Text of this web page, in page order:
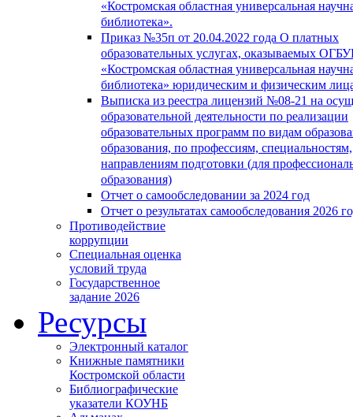
«Костромская областная универсальная
библиотека».
Приказ №35п от 20.04.2022 года О платных
образовательных услугах, оказываемых
«Костромская областная универсальная
библиотека» юридическим и физическим
Выписка из реестра лицензий №08-21 на
образовательной деятельности по реализации
образовательных программ по видам
образования, по профессиям, специальностям,
направлениям подготовки (для
образования)
Отчет о самообследовании за 2024 год
Отчет о результатах самообследования 2026
Противодействие
коррупции
Специальная оценка
условий труда
Государственное
задание 2026
Ресурсы
Электронный каталог
Книжные памятники
Костромской области
Библиографические
указатели КОУНБ